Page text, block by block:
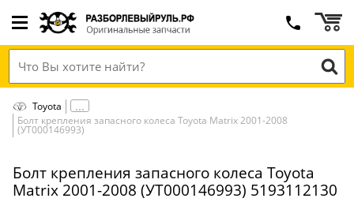
Toyota
Болт крепления запасного колеса Toyota Matrix 2001-2008
(УТ000146993)
Болт крепления запасного колеса Toyota
Matrix 2001-2008 (УТ000146993) 5193112130